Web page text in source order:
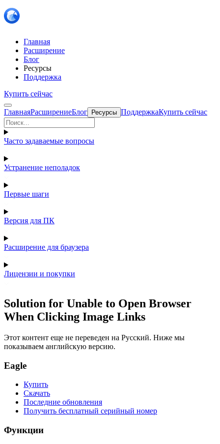
Главная
Расширение
Блог
Ресурсы
Поддержка
Купить сейчас
ГлавнаяРасширениеБлог Ресурсы ПоддержкаКупить сейчас
Часто задаваемые вопросы
Устранение неполадок
Первые шаги
Версия для ПК
Расширение для браузера
Лицензии и покупки
Solution for Unable to Open Browser
When Clicking Image Links
Этот контент еще не переведен на Русский. Ниже мы
показываем английскую версию.
Eagle
Купить
Скачать
Последние обновления
Получить бесплатный серийный номер
Функции